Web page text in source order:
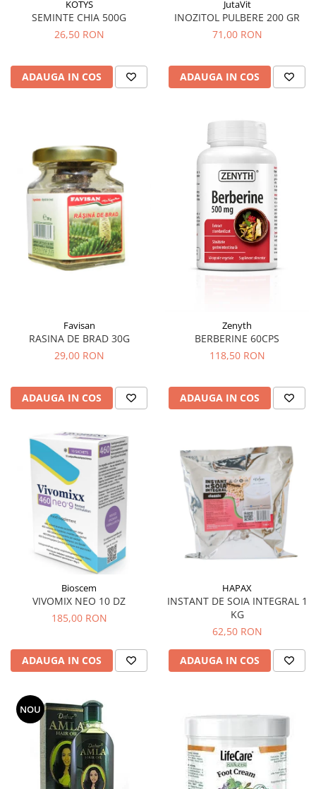
Sistemul circulator
Sistemul digestiv
Sistemul nervos
Slăbit
Spasme digestive
Splina si pancreas
Stabilizare psiho-emoțională
Stres
Stres oxidativ
Tuse productivă
Ulcer
Varice
Vene varicoase, tromboflebită
venoasă
VItaminizare
Vulvovaginita Candidozica
Îmbătrânire
Întineritor al pielii
Întreținere ten
Înțepături de insecte
KOTYS
SEMINTE CHIA 500G
26,50 RON
ADAUGA IN COS
JutaVit
INOZITOL PULBERE 200 GR
71,00 RON
ADAUGA IN COS
Favisan
RASINA DE BRAD 30G
29,00 RON
ADAUGA IN COS
Zenyth
BERBERINE 60CPS
118,50 RON
ADAUGA IN COS
Bioscem
VIVOMIX NEO 10 DZ
185,00 RON
ADAUGA IN COS
HAPAX
INSTANT DE SOIA INTEGRAL 1
KG
62,50 RON
ADAUGA IN COS
NOU